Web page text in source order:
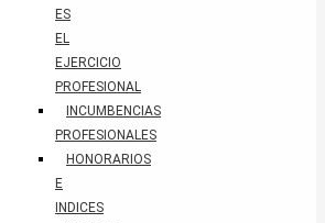
ES
EL
EJERCICIO
PROFESIONAL
INCUMBENCIAS
PROFESIONALES
HONORARIOS
E
INDICES